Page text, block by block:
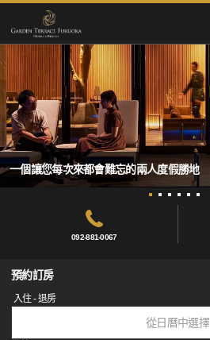
一個讓您每次來都會難忘的兩人度假勝地
092-881-0067
預約訂房
入住 - 退房
從日曆中選擇